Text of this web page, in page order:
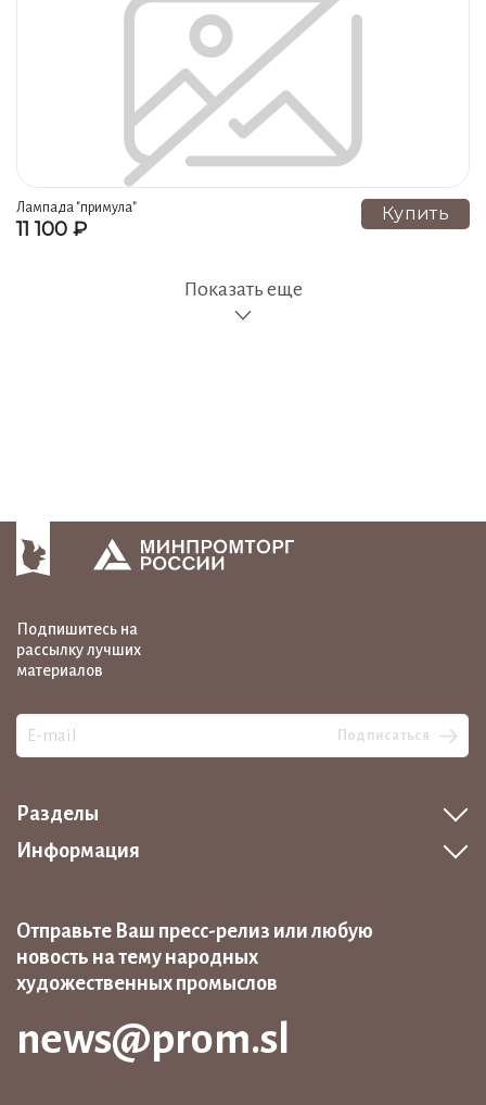
Лампада "примула"
11 100 ₽
Купить
Показать еще
Подпишитесь на
рассылку лучших
материалов
Подписаться
Разделы
Информация
Отправьте Ваш пресс-релиз или любую
новость на тему народных
художественных промыслов
news@prom.sl